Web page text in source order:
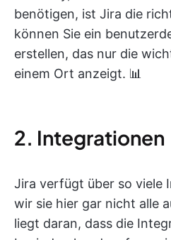
benötigen, ist Jira die
können Sie ein
erstellen, das nur die
einem Ort anzeigt. 📊
2. Integrationen
Jira verfügt über so viele
wir sie hier gar nicht alle
liegt daran, dass die